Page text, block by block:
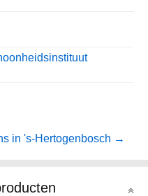
in 's-Hertogenbosch →